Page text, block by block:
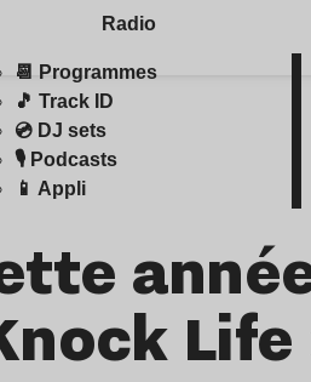
Radio
📆 Programmes
🎵 Track ID
💿 DJ sets
🎙️ Podcasts
📱 Appli
Life